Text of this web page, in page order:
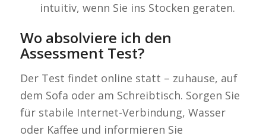
intuitiv, wenn Sie ins Stocken geraten.
Wo absolviere ich den
Assessment Test?
Der Test findet online statt – zuhause, auf
dem Sofa oder am Schreibtisch. Sorgen Sie
für stabile Internet-Verbindung, Wasser
oder Kaffee und informieren Sie